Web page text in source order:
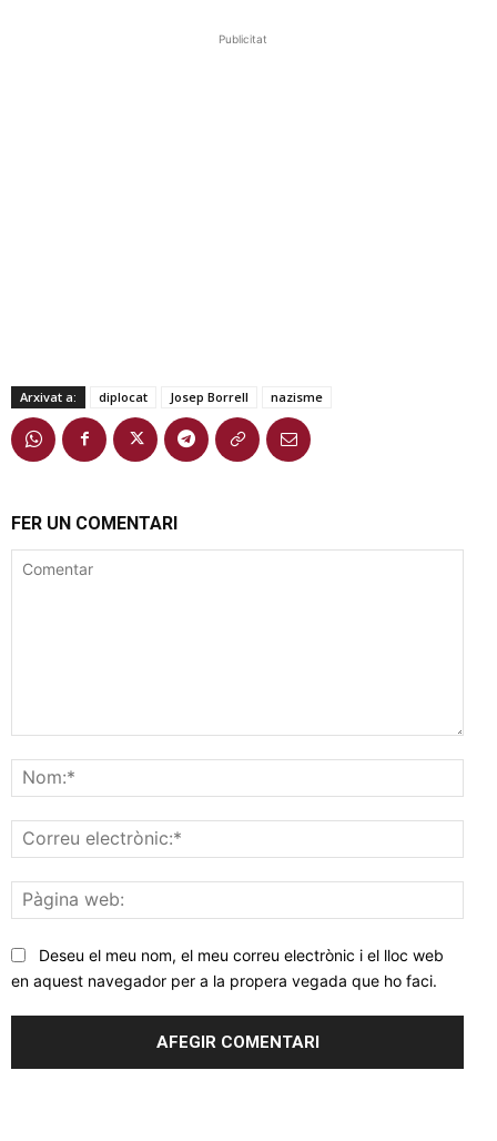
Publicitat
Arxivat a: diplocat Josep Borrell nazisme
FER UN COMENTARI
web:
Deseu el meu nom, el meu correu electrònic i el lloc web
en aquest navegador per a la propera vegada que ho faci.